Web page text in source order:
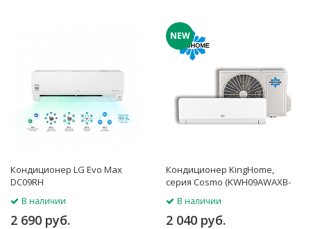
Кондиционер LG Evo Max
DC09RH
В наличии
2 690 руб.
NEW
Кондиционер KingHome,
серия Cosmo (KWH09AWAXB-
K6DNA1B/O)
В наличии
2 040 руб.